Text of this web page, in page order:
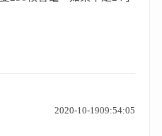
2020-10-1909:54:05